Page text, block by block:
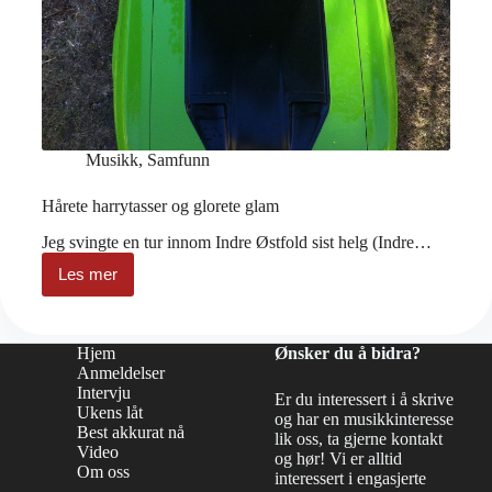
Musikk, Samfunn
Hårete harrytasser og glorete glam
Jeg svingte en tur innom Indre Østfold sist helg (Indre…
Les mer
Hårete
harrytasser
glam
Hjem
Anmeldelser
Intervju
Ukens låt
Best akkurat nå
Video
Om oss
Ønsker du å bidra?
Er du interessert i å skrive
og har en musikkinteresse
lik oss, ta gjerne kontakt
og hør! Vi er alltid
interessert i engasjerte